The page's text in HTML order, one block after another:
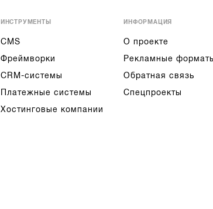
ИНСТРУМЕНТЫ
CMS
Фреймворки
CRM-системы
Платежные системы
Хостинговые компании
ИНФОРМАЦИЯ
О проекте
Рекламные
Обратная связь
Спецпроекты